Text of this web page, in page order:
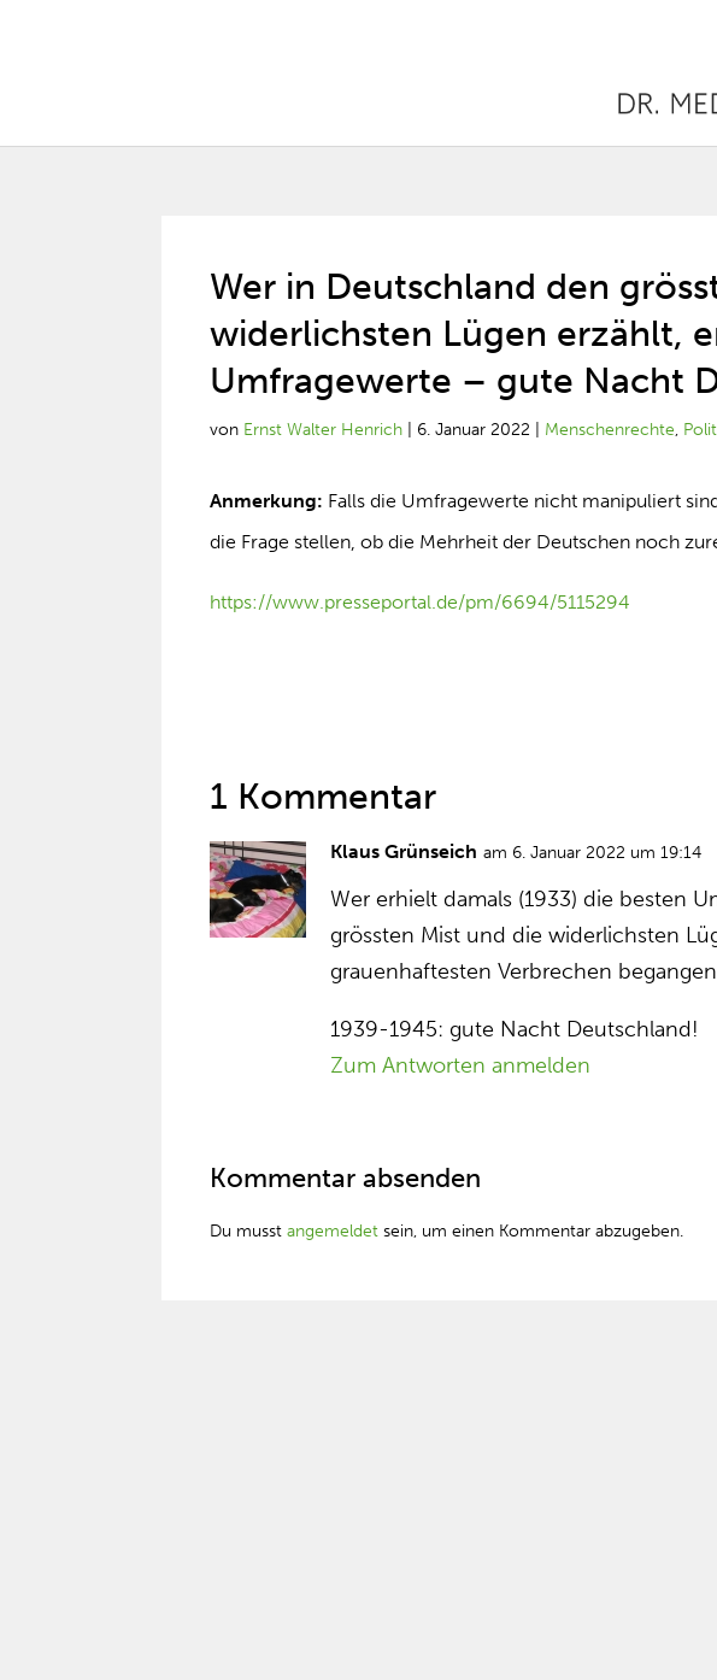
Wer in Deutschland den
widerlichsten Lügen erzählt,
Umfragewerte – gute Nacht
von Ernst Walter Henrich 6. Januar 2022 Menschenrechte,
Anmerkung: Falls die Umfragewerte nicht manipuliert
die Frage stellen, ob die Mehrheit der Deutschen noch
https://www.presseportal.de/pm/6694/5115294
1 Kommentar
Klaus Grünseich am 6. Januar 2022 um 19:14
Wer erhielt damals (1933) die besten
grössten Mist und die widerlichsten
grauenhaftesten Verbrechen
1939-1945: gute Nacht Deutschland!
Zum Antworten anmelden
Kommentar absenden
Du musstangemeldet sein, um einen Kommentar abzugeben.